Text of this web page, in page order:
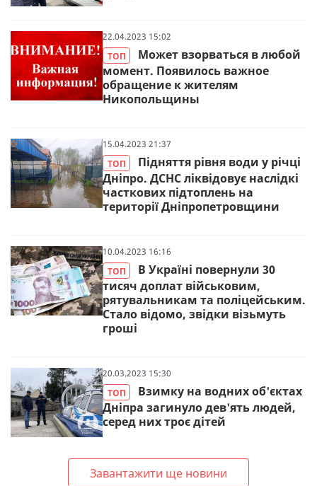
22.04.2023 15:02
ТОП
Может взорваться в любой
момент. Появилось важное
обращение к жителям
Никопольщины
15.04.2023 21:37
ТОП
Підняття рівня води у річці
Дніпро. ДСНС ліквідовує наслідкі
часткових підтоплень на
території Дніпропетровщини
10.04.2023 16:16
ТОП
В Україні повернули 30
тисяч доплат військовим,
рятувальникам та поліцейським.
Стало відомо, звідки візьмуть
гроші
20.03.2023 15:30
ТОП
Взимку на водних об'єктах
Дніпра загинуло дев'ять людей,
серед них троє дітей
Завантажити ще новини